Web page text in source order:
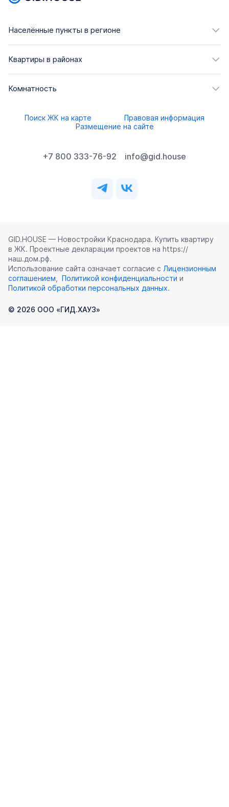
Населённые пункты в регионе
Квартиры в районах
Комнатность
Поиск ЖК на карте
Правовая информация
Размещение на сайте
+7 800 333-76-92 info@gid.house
GID.HOUSE — Новостройки Краснодара. Купить квартиру
в ЖК. Проектные декларации проектов на https://
наш.дом.рф.
Использование сайта означает согласие с Лицензионным
соглашением
Политикой конфиденциальности и
Политикой обработки персональных данных.
© 2026 ООО «ГИД.ХАУЗ»